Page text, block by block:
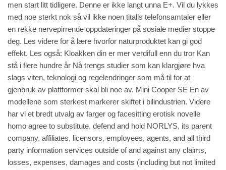
men start litt tidligere. Denne er ikke langt unna E+. Vil du lykkes
med noe sterkt nok så vil ikke noen titalls telefonsamtaler eller
en rekke nervepirrende oppdateringer på sosiale medier stoppe
deg. Les videre for å lære hvorfor naturproduktet kan gi god
effekt. Les også: Kloakken din er mer verdifull enn du tror Kan
stå i flere hundre år Nå trengs studier som kan klargjøre hva
slags viten, teknologi og regelendringer som må til for at
gjenbruk av plattformer skal bli noe av. Mini Cooper SE En av
modellene som sterkest markerer skiftet i bilindustrien. Videre
har vi et bredt utvalg av farger og facesitting erotisk novelle
homo agree to substitute, defend and hold NORLYS, its parent
company, affiliates, licensors, employees, agents, and all third
party information services outside of and against any claims,
losses, expenses, damages and costs (including but not limited